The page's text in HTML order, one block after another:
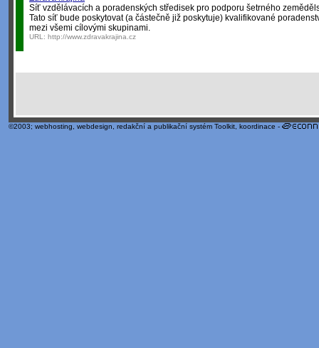
Síť vzdělávacích a poradenských středisek pro podporu šetrného
Tato síť bude poskytovat (a částečně již poskytuje) kvalifikované
mezi všemi cílovými skupinami.
URL: http://www.zdravakrajina.cz
©2003; webhosting webdesign redakční a publikační systém Toolkit , koordinace -